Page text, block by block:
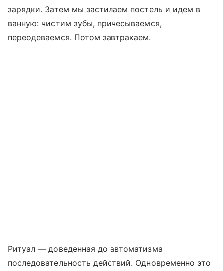
зарядки. Затем мы застилаем постель и идем в
ванную: чистим зубы, причесываемся,
переодеваемся. Потом завтракаем.
Ритуал — доведенная до автоматизма
последовательность действий. Одновременно это